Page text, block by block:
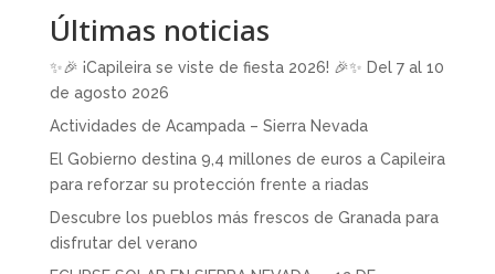
Últimas noticias
✨🎉 ¡Capileira se viste de fiesta 2026! 🎉✨ Del 7 al 10
de agosto 2026
Actividades de Acampada – Sierra Nevada
El Gobierno destina 9,4 millones de euros a Capileira
para reforzar su protección frente a riadas
Descubre los pueblos más frescos de Granada para
disfrutar del verano